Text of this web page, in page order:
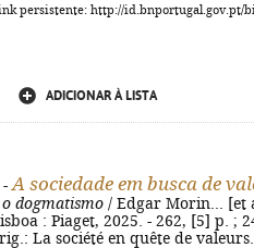
persistente: http://id.bnportugal.gov.pt/
ADICIONAR À LISTA
- A sociedade em busca de
o dogmatismo / Edgar Morin... [et
: Piaget, 2025. - 262, [5] p. ;
La société en quête de